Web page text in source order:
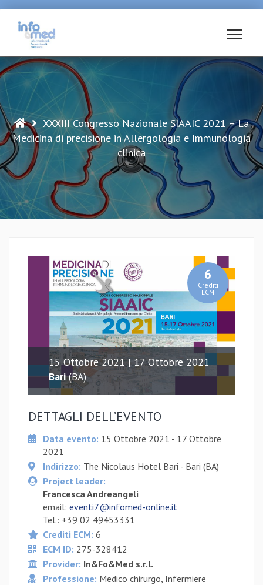
contenuto
XXXIII Congresso Nazionale SIAAIC 2021 – La
Medicina di precisione in Allergologia e Immunologia
clinica
15 Ottobre 2021 | 17 Ottobre 2021
Bari(BA)
6
Crediti
ECM
DETTAGLI DELL’EVENTO
Data evento: 15 Ottobre 2021 - 17 Ottobre
2021
Indirizzo: The Nicolaus Hotel Bari - Bari (BA)
Project leader:
Francesca Andreangeli
email: eventi7@infomed-online.it
Tel.: +39 02 49453331
Crediti ECM: 6
ECM ID: 275-328412
Provider: In&Fo&Med s.r.l.
Professione: Medico chirurgo, Infermiere